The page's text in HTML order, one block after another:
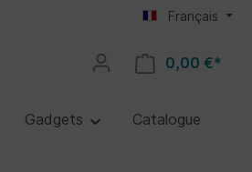
Français
0,00 €*
Gadgets Catalogue